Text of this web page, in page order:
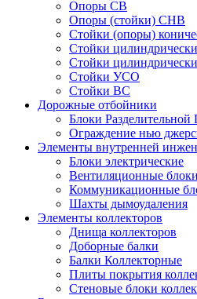
Опоры СВ
Опоры (стойки) СНВ
Стойки (опоры)
Стойки
Стойки
Стойки УСО
Стойки ВС
Дорожные отбойники
Блоки
Ограждение нью
Элементы внутренней
Блоки электрические
Вентиляционные блоки
Коммуникационные
Шахты дымоудаления
Элементы коллекторов
Днища коллекторов
Доборные балки
Балки Коллекторные
Плиты покрытия
Стеновые блоки